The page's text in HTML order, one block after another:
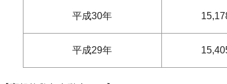
平成30年
平成29年